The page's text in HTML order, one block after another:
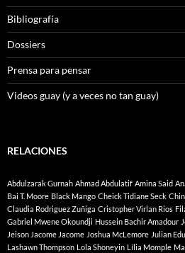
Bibliografía
Dossiers
Prensa para pensar
Videos guay (y a veces no tan guay)
RELACIONES
Abdulzarak Gurnah Ahmad Abdulatif Amina Said
Bai T. Moore Black Mango Cheick Tidiane Seck
Claudia Rodriguez Zuñiga Cristopher Virlan Rios
Gabriel Mwene Okoundji Hussein Bachir Amadour
Jeison Jacome Jacome Joshua McLemore Julian
Lashawn Thompson Lola Shoneyin Lília Momple